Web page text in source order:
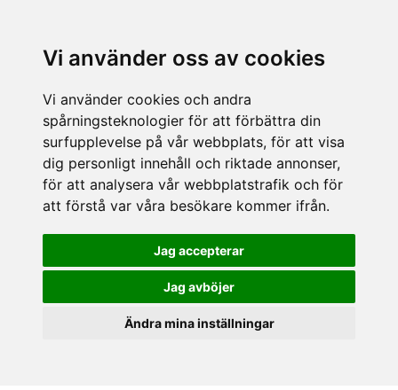
Vi använder oss av cookies
Vi använder cookies och andra
spårningsteknologier för att förbättra din
surfupplevelse på vår webbplats, för att visa
dig personligt innehåll och riktade annonser,
för att analysera vår webbplatstrafik och för
att förstå var våra besökare kommer ifrån.
Jag accepterar
Jag avböjer
Ändra mina inställningar